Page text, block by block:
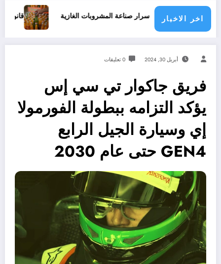
اخر الاخبار
.. اسرار صناعة المشروبات الغازية قانون المشروبات و المشروبات الغازية في الجزائر
أبريل 30, 2024 0 تعليقات
فريق جاكوار تي سي إس
يؤكد التزامه ببطولة الفورمولا
إي وسيارة الجيل الرابع
GEN4 حتى عام 2030